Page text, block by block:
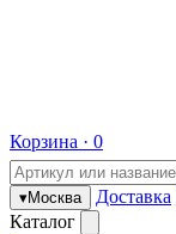
Корзина · 0
▾Москва Доставка
Каталог